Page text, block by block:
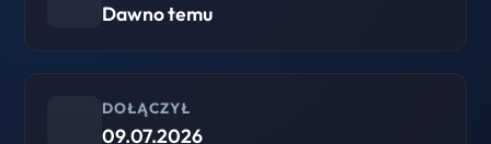
Dawno temu
DOŁĄCZYŁ
09.07.2026